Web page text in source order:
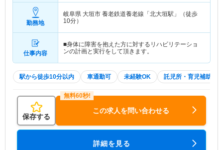
勤務地
岐阜県 大垣市 養老鉄道養老線「北大垣駅」（徒歩
10分）
仕事内容
■身体に障害を抱えた方に対するリハビリテーショ
ンの計画と実行をして頂きます。
駅から徒歩10分以内 車通勤可 未経験OK 託児所・育児補助
保存する
この求人を問い合わせる
詳細を見る